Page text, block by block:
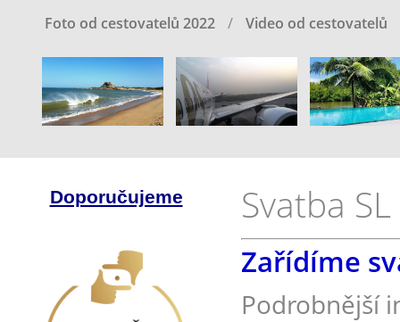
Foto od cestovatelů 2022
Video od cestovatelů
Svatba SL
Zařídíme
Podrobnější
Doporučujeme